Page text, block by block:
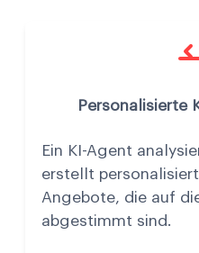
Personalisierte
Ein KI-Agent
erstellt
Angebote, die auf
abgestimmt sind.